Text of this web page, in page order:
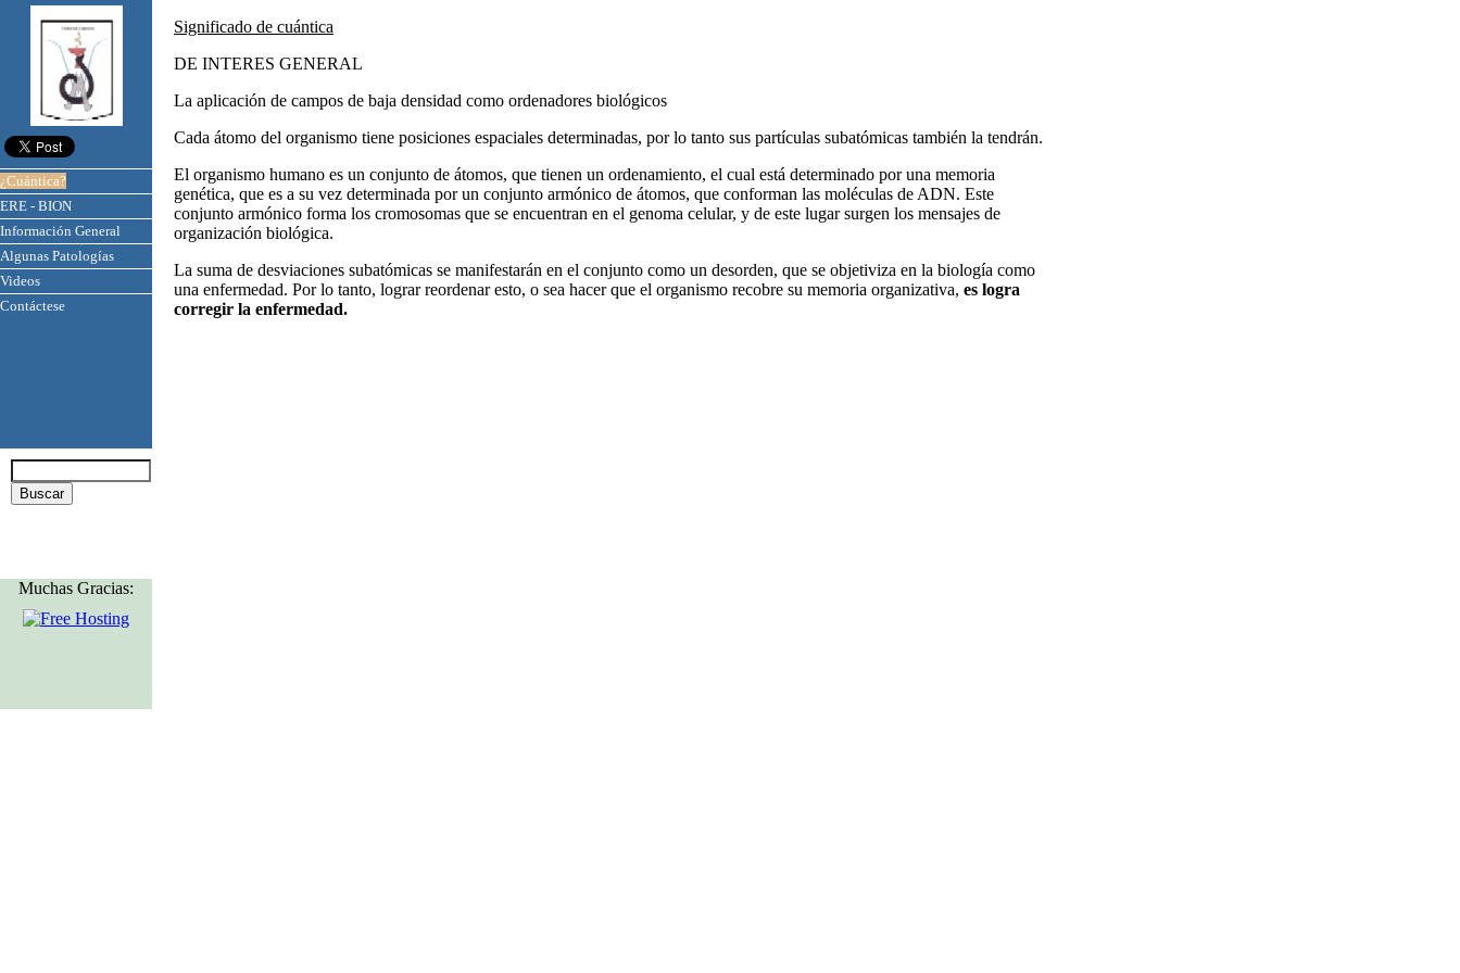
¿Cuántica?
ERE - BION
Información General
Algunas Patologías
Videos
Contáctese
Significado de cuántica
DE INTERES GENERAL
La aplicación de campos de baja densidad como ordenadores biológicos
Cada átomo del organismo tiene posiciones espaciales determinadas, por lo tanto sus partículas subatómicas también la tendrán.
El organismo humano es un conjunto de átomos, que tienen un ordenamiento, el cual está determinado por una memoria
genética, que es a su vez determinada por un conjunto armónico de átomos, que conforman las moléculas de ADN. Este
conjunto armónico forma los cromosomas que se encuentran en el genoma celular, y de este lugar surgen los mensajes de
organización biológica.
La suma de desviaciones subatómicas se manifestarán en el conjunto como un desorden, que se objetiviza en la biología como
una enfermedad. Por lo tanto, lograr reordenar esto, o sea hacer que el organismo recobre su memoria organizativa, es logra
corregir la enfermedad.
Muchas Gracias: